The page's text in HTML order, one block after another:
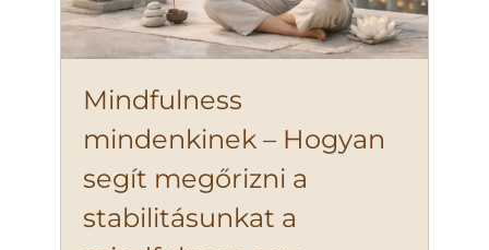
Mindfulness
mindenkinek – Hogyan
segít megőrizni a
stabilitásunkat a